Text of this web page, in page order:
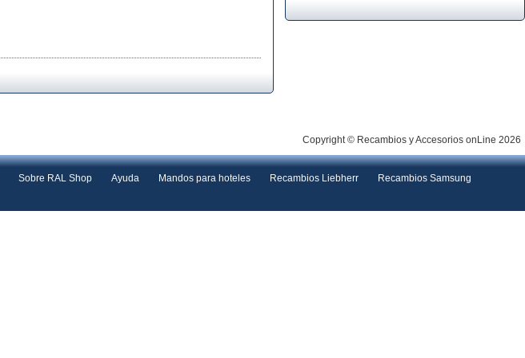
Copyright © Recambios y Accesorios onLine 2026
Sobre RAL Shop Ayuda Mandos para hoteles Recambios Liebherr
Recambios Samsung